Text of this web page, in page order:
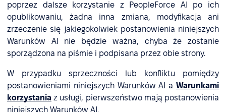
poprzez dalsze korzystanie z PeopleForce AI po ich
opublikowaniu, żadna inna zmiana, modyfikacja ani
zrzeczenie się jakiegokolwiek postanowienia niniejszych
Warunków AI nie będzie ważna, chyba że zostanie
sporządzona na piśmie i podpisana przez obie strony.
W przypadku sprzeczności lub konfliktu pomiędzy
postanowieniami niniejszych Warunków AI a Warunkami
korzystania z usługi, pierwszeństwo mają postanowienia
niniejszych Warunków AI.